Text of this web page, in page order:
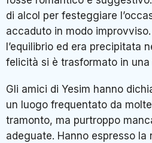
di alcol per festeggiare
accaduto in modo
l’equilibrio ed era precipitata
felicità si è trasformato in
Gli amici di Yesim hanno
un luogo frequentato da
tramonto, ma purtroppo
adeguate. Hanno espresso la